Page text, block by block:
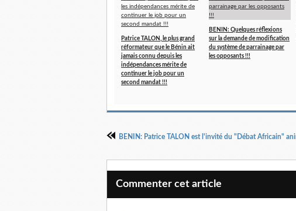
Patrice TALON, le plus grand
réformateur que le Bénin ait
jamais connu depuis les
indépendances mérite de
continuer le job pour un
second mandat !!!
BENIN: Quelques réflexions
sur la demande de modification
du système de parrainage par
les opposants !!!
Commenter cet article